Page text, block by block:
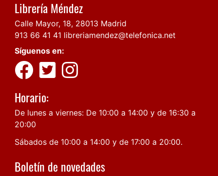
Librería Méndez
Calle Mayor, 18, 28013 Madrid
913 66 41 41 libreriamendez@telefonica.net
Síguenos en:
Horario:
De lunes a viernes: De 10:00 a 14:00 y de 16:30 a
20:00
Sábados de 10:00 a 14:00 y de 17:00 a 20:00.
Boletín de novedades